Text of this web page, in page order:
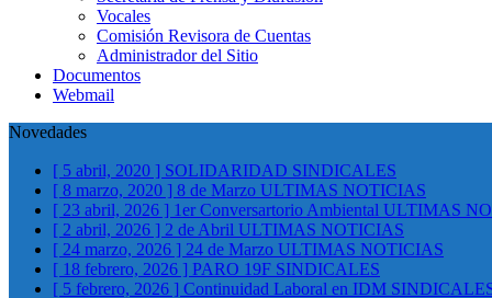
Vocales
Comisión Revisora de Cuentas
Administrador del Sitio
Documentos
Webmail
Novedades
[ 5 abril, 2020 ] SOLIDARIDAD SINDICALES
[ 8 marzo, 2020 ] 8 de Marzo ULTIMAS NOTICIAS
[ 23 abril, 2026 ] 1er Conversartorio Ambiental ULTIMAS
[ 2 abril, 2026 ] 2 de Abril ULTIMAS NOTICIAS
[ 24 marzo, 2026 ] 24 de Marzo ULTIMAS NOTICIAS
[ 18 febrero, 2026 ] PARO 19F SINDICALES
[ 5 febrero, 2026 ] Continuidad Laboral en IDM